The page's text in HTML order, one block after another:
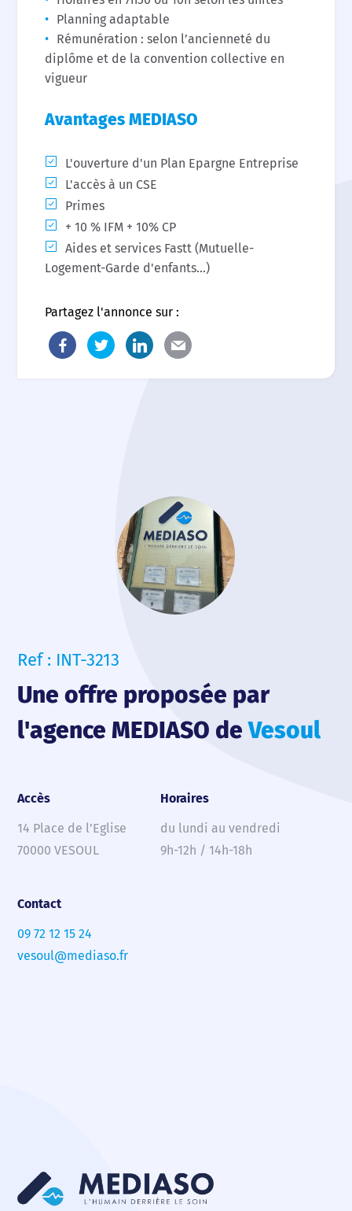
Planning adaptable
Rémunération : selon l’ancienneté du
diplôme et de la convention collective en
vigueur
Avantages MEDIASO
L'ouverture d'un Plan Epargne Entreprise
L'accès à un CSE
Primes
+ 10 % IFM + 10% CP
Aides et services Fastt (Mutuelle-
Logement-Garde d'enfants...)
Partagez l'annonce sur :
Ref : INT-3213
Une offre proposée par
l'agence MEDIASO deVesoul
Accès
14 Place de l’Eglise
70000 VESOUL
Horaires
du lundi au vendredi
9h-12h / 14h-18h
Contact
09 72 12 15 24
vesoul@mediaso.fr